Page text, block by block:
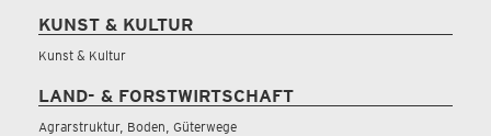
KUNST & KULTUR
Kunst & Kultur
LAND- & FORSTWIRTSCHAFT
Agrarstruktur, Boden, Güterwege